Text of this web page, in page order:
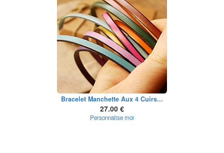
Bracelet Manchette Aux 4 Cuirs...
27.00 €
Personnalise moi